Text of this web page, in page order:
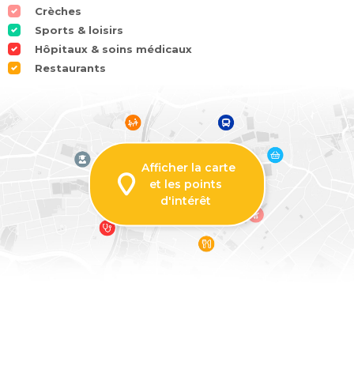
Crèches
Sports & loisirs
Hôpitaux & soins médicaux
Restaurants
Afficher la carte
et les points
d'intérêt